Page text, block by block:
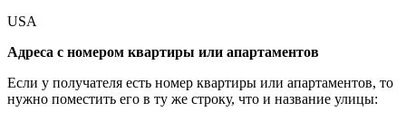
USA
Адреса с номером квартиры или апартаментов
Если у получателя есть номер квартиры или апартаментов, то
нужно поместить его в ту же строку, что и название улицы: